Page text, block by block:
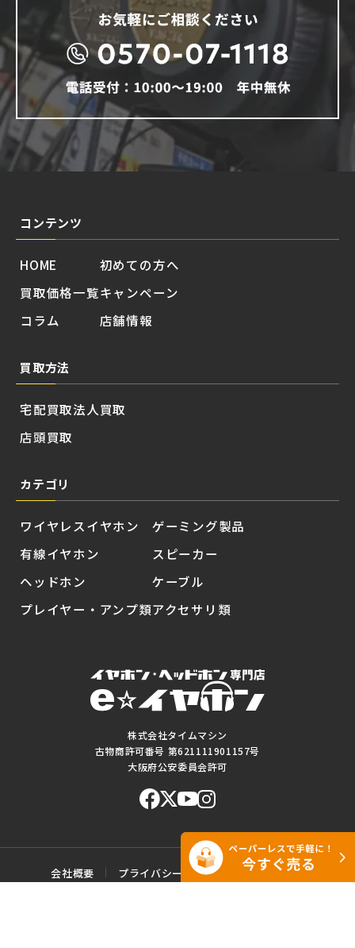
株式会社タイムマシン
古物商許可番号 第621111901157号
大阪府公安委員会許可
コンテンツ
HOME
買取価格一覧
コラム
初めての方へ
キャンペーン
店舗情報
買取方法
宅配買取
店頭買取
法人買取
カテゴリ
ワイヤレスイヤホン
有線イヤホン
ヘッドホン
プレイヤー・アンプ類
ゲーミング製品
スピーカー
ケーブル
アクセサリ類
会社概要 プライバシーポリシー
ご利用規約